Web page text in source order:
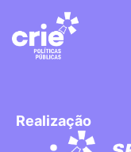
Realização